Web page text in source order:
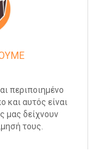
περιποιημένο
και αυτός είναι
μας δείχνουν
τους.